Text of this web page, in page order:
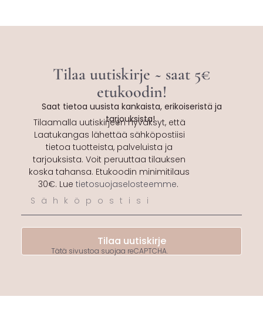
Tilaa uutiskirje ~ saat 5€
etukoodin!
Saat tietoa uusista kankaista, erikoiseristä ja
tarjouksista!
Tilaamalla uutiskirjeen hyväksyt, että
Laatukangas lähettää sähköpostiisi
tietoa tuotteista, palveluista ja
tarjouksista. Voit peruuttaa tilauksen
koska tahansa. Etukoodin minimitilaus
30€. Lue tietosuojaselosteemme.
Tilaa uutiskirje
Tätä sivustoa suojaa reCAPTCHA.